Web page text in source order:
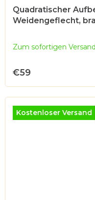
Quadratischer
Weidengeflecht,
Zum sofortigen Versand
€59
Kostenloser Versand